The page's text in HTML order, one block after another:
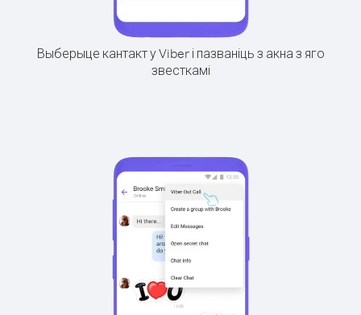
Выберыце кантакт у Viber і пазваніць з акна з яго
звесткамі